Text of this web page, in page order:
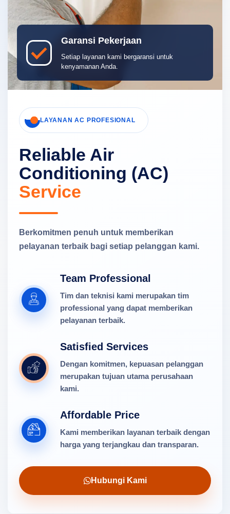
Garansi Pekerjaan
Setiap layanan kami bergaransi untuk
kenyamanan Anda.
LAYANAN AC PROFESIONAL
Reliable Air
Conditioning (AC)
Service
Berkomitmen penuh untuk memberikan
pelayanan terbaik bagi setiap pelanggan kami.
Team Professional
Tim dan teknisi kami merupakan tim
professional yang dapat memberikan
pelayanan terbaik.
Satisfied Services
Dengan komitmen, kepuasan pelanggan
merupakan tujuan utama perusahaan
kami.
Affordable Price
Kami memberikan layanan terbaik dengan
harga yang terjangkau dan transparan.
Hubungi Kami